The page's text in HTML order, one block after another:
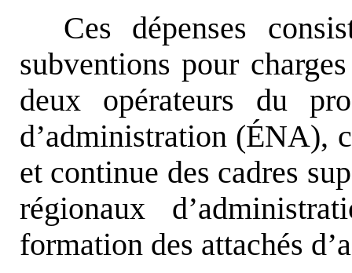
Ces dépenses
subventions pour
deux opérateurs du
d’administration (ÉNA),
et continue des cadres
régionaux
formation des attachés